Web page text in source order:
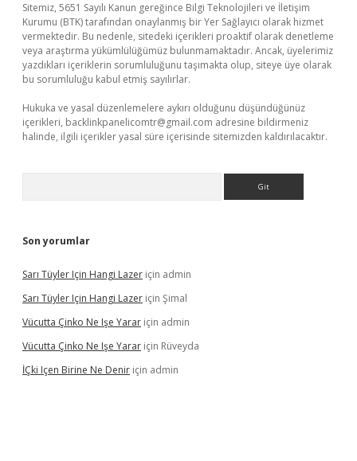
Sitemiz, 5651 Sayılı Kanun gereğince Bilgi Teknolojileri ve İletişim
Kurumu (BTK) tarafından onaylanmış bir Yer Sağlayıcı olarak hizmet
vermektedir. Bu nedenle, sitedeki içerikleri proaktif olarak denetleme
veya araştırma yükümlülüğümüz bulunmamaktadır. Ancak, üyelerimiz
yazdıkları içeriklerin sorumluluğunu taşımakta olup, siteye üye olarak
bu sorumluluğu kabul etmiş sayılırlar.
Hukuka ve yasal düzenlemelere aykırı olduğunu düşündüğünüz
içerikleri, backlinkpanelicomtr@gmail.com adresine bildirmeniz
halinde, ilgili içerikler yasal süre içerisinde sitemizden kaldırılacaktır.
Son yorumlar
Sarı Tüyler Için Hangi Lazer için admin
Sarı Tüyler Için Hangi Lazer için Şimal
Vücutta Çinko Ne Işe Yarar için admin
Vücutta Çinko Ne Işe Yarar için Rüveyda
İÇki Içen Birine Ne Denir için admin